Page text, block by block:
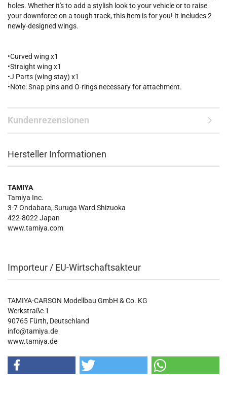
holes. Whether it's to add a stylish look to your vehicle or to raise
your downforce on a tough track, this item is for you! It includes 2
newly-designed wings.
•Curved wing x1
•Straight wing x1
•J Parts (wing stay) x1
•Note: Snap pins and O-rings necessary for attachment.
Kundenrezensionen
Hersteller Informationen
TAMIYA
Tamiya Inc.
3-7 Ondabara, Suruga Ward Shizuoka
422-8022 Japan
www.tamiya.com
Importeur / EU-Wirtschaftsakteur
TAMIYA-CARSON Modellbau GmbH & Co. KG
Werkstraße 1
90765 Fürth, Deutschland
info@tamiya.de
www.tamiya.de